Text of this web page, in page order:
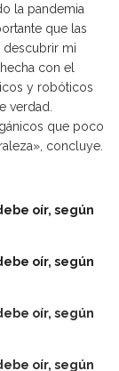
la pandemia
que las
mi
con el
y robóticos
verdad.
que poco
concluye.
oír, según
oír, según
oír, según
oír, según